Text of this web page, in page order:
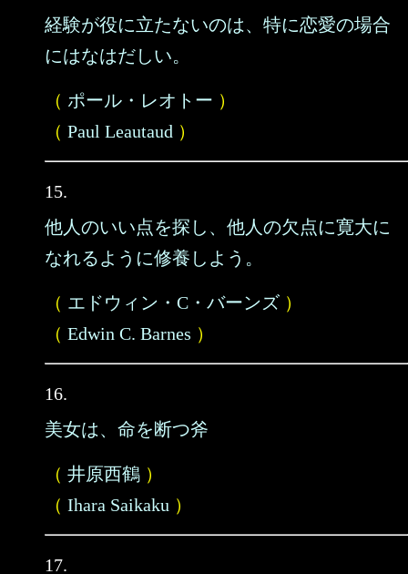
経験が役に立たないのは、特に恋愛の場合
にはなはだしい。
（ ポール・レオトー ）
（ Paul Leautaud ）
15.
他人のいい点を探し、他人の欠点に寛大に
なれるように修養しよう。
（ エドウィン・C・バーンズ ）
（ Edwin C. Barnes ）
16.
美女は、命を断つ斧
（ 井原西鶴 ）
（ Ihara Saikaku ）
17.